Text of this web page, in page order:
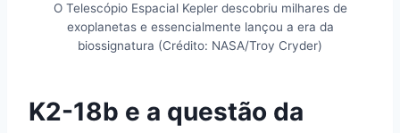
O Telescópio Espacial Kepler descobriu milhares de
exoplanetas e essencialmente lançou a era da
biossignatura (Crédito: NASA/Troy Cryder)
K2-18b e a questão da